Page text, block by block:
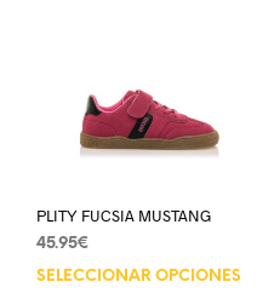
PLITY FUCSIA MUSTANG
45.95€
SELECCIONAR OPCIONES